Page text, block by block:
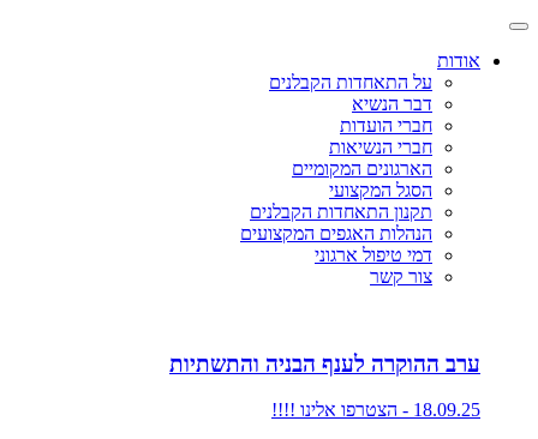
אודות
על התאחדות הקבלנים
דבר הנשיא
חברי הועדות
חברי הנשיאות
הארגונים המקומיים
הסגל המקצועי
תקנון התאחדות הקבלנים
הנהלות האגפים המקצועים
דמי טיפול ארגוני
צור קשר
ערב ההוקרה לענף הבניה והתשתיות
18.09.25 - הצטרפו אלינו !!!!